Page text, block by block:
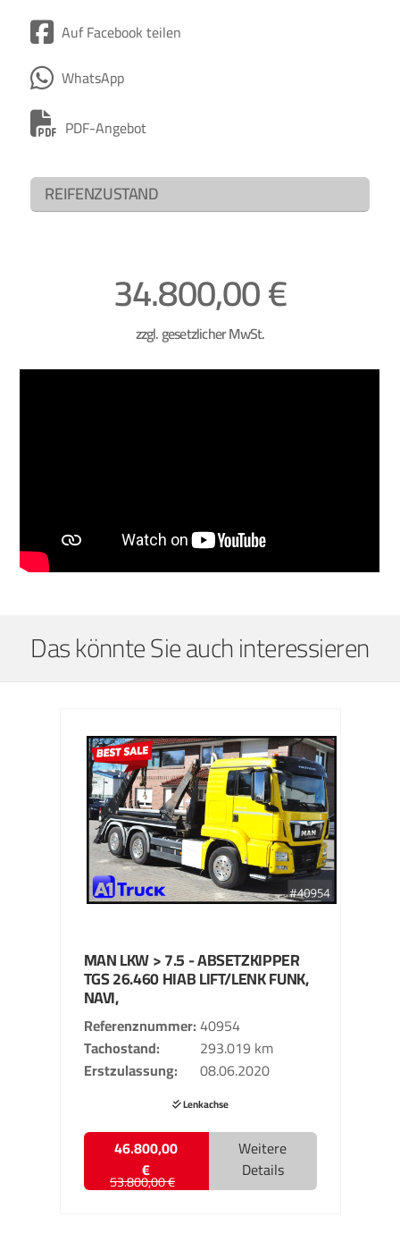
Auf Facebook teilen
WhatsApp
PDF-Angebot
REIFENZUSTAND
34.800,00 €
zzgl. gesetzlicher MwSt.
Das könnte Sie auch interessieren
MANLKW > 7.5 - ABSETZKIPPER
TGS 26.460 HIAB LIFT/LENK FUNK,
NAVI,
Referenznummer 40954
Tachostand
293.019 km
Erstzulassung
08.06.2020
Lenkachse
46.800,00
€
53.800,00 €
Weitere
Details